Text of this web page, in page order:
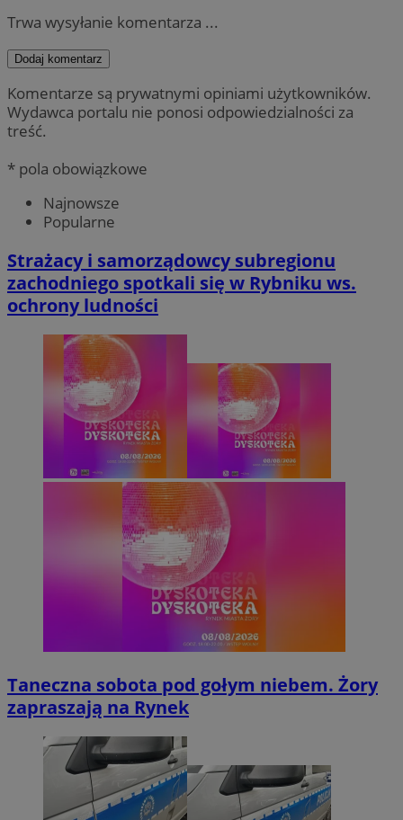
Trwa wysyłanie komentarza ...
Dodaj komentarz
Komentarze są prywatnymi opiniami użytkowników.
Wydawca portalu nie ponosi odpowiedzialności za
treść.
* pola obowiązkowe
Najnowsze
Popularne
Strażacy i samorządowcy subregionu
zachodniego spotkali się w Rybniku ws.
ochrony ludności
Taneczna sobota pod gołym niebem. Żory
zapraszają na Rynek